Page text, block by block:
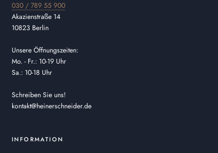
030 / 789 55 900
Akazienstraße 14
10823 Berlin
Unsere Öffnungszeiten:
Mo. - Fr.: 10-19 Uhr
Sa.: 10-18 Uhr
Schreiben Sie uns!
kontakt@heinerschneider.de
INFORMATION